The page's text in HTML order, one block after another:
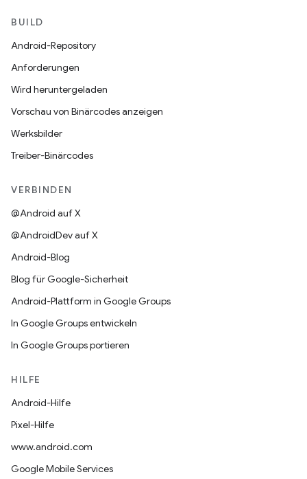
BUILD
Android-Repository
Anforderungen
Wird heruntergeladen
Vorschau von Binärcodes anzeigen
Werksbilder
Treiber-Binärcodes
VERBINDEN
@Android auf X
@AndroidDev auf X
Android-Blog
Blog für Google-Sicherheit
Android-Plattform in Google Groups
In Google Groups entwickeln
In Google Groups portieren
HILFE
Android-Hilfe
Pixel-Hilfe
www.android.com
Google Mobile Services